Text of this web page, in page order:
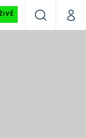
VyhledáváníMůj